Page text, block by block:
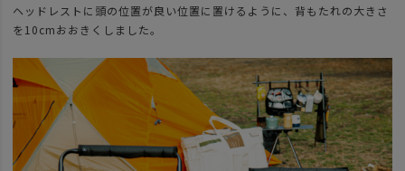
ヘッドレストに頭の位置が良い位置に置けるように、背もたれの大きさ
を10cmおおきくしました。